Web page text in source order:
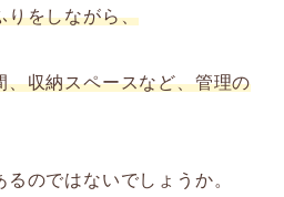
りをしながら、
、収納スペースなど、管理の
のではないでしょうか。